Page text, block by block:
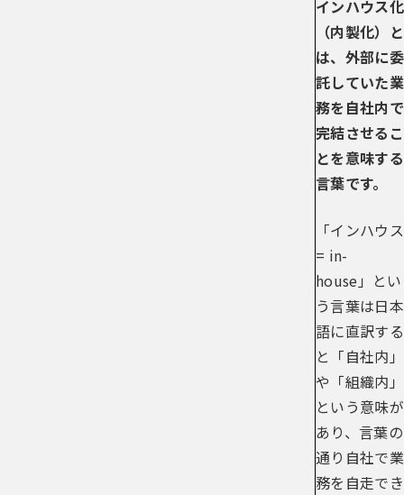
インハウス化
（内製化）と
は、外部に委
託していた業
務を自社内で
完結させるこ
とを意味する
言葉です。
「インハウス
= in-
house」とい
う言葉は日本
語に直訳する
と「自社内」
や「組織内」
という意味が
あり、言葉の
通り自社で業
務を自走でき